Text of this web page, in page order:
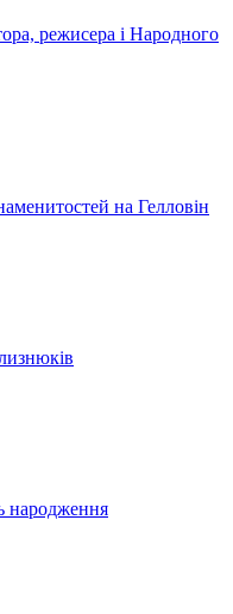
режисера і Народного
на Гелловін
народження